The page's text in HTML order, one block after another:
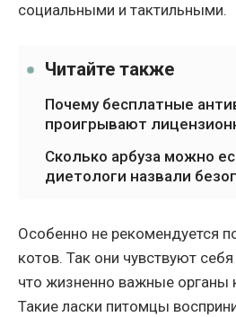
социальными и тактильными.
Читайте также
Почему бесплатные
проигрывают
Сколько арбуза можно
диетологи назвали
Особенно не рекомендуется
котов. Так они чувствуют
что жизненно важные органы
Такие ласки питомцы